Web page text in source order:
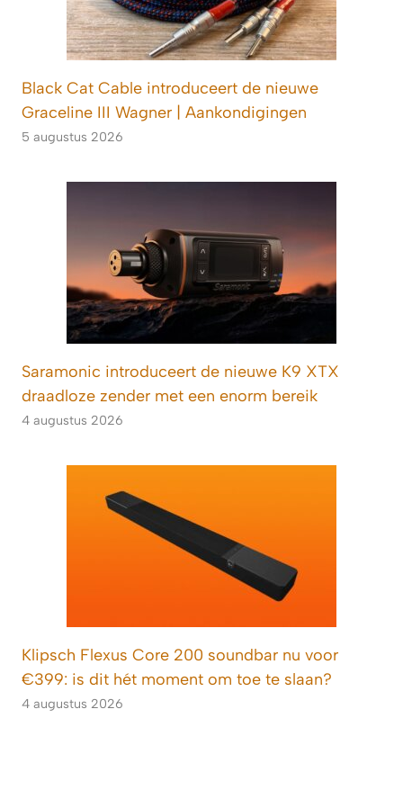
Black Cat Cable introduceert de nieuwe
Graceline III Wagner | Aankondigingen
5 augustus 2026
Saramonic introduceert de nieuwe K9 XTX
draadloze zender met een enorm bereik
4 augustus 2026
Klipsch Flexus Core 200 soundbar nu voor
€399: is dit hét moment om toe te slaan?
4 augustus 2026